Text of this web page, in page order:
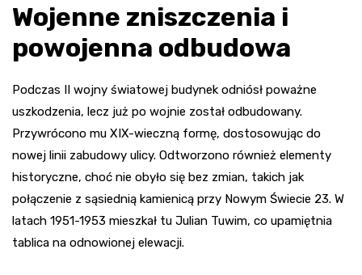
Wojenne zniszczenia i
powojenna odbudowa
Podczas II wojny światowej budynek odniósł poważne
uszkodzenia, lecz już po wojnie został odbudowany.
Przywrócono mu XIX-wieczną formę, dostosowując do
nowej linii zabudowy ulicy. Odtworzono również elementy
historyczne, choć nie obyło się bez zmian, takich jak
połączenie z sąsiednią kamienicą przy Nowym Świecie 23. W
latach 1951-1953 mieszkał tu Julian Tuwim, co upamiętnia
tablica na odnowionej elewacji.